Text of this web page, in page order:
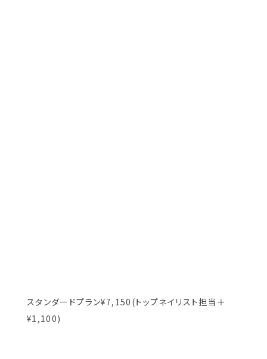
スタンダードプラン¥7,150(トップネイリスト担当＋
¥1,100)